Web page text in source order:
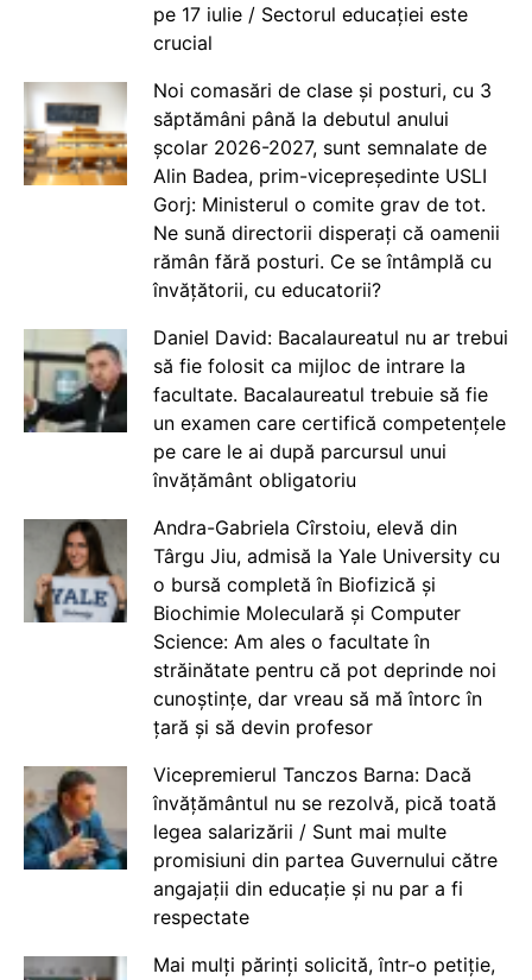
pe 17 iulie / Sectorul educației este
crucial
Noi comasări de clase și posturi, cu 3
săptămâni până la debutul anului
școlar 2026-2027, sunt semnalate de
Alin Badea, prim-vicepreședinte USLI
Gorj: Ministerul o comite grav de tot.
Ne sună directorii disperați că oamenii
rămân fără posturi. Ce se întâmplă cu
învățătorii, cu educatorii?
Daniel David: Bacalaureatul nu ar trebui
să fie folosit ca mijloc de intrare la
facultate. Bacalaureatul trebuie să fie
un examen care certifică competențele
pe care le ai după parcursul unui
învățământ obligatoriu
Andra-Gabriela Cîrstoiu, elevă din
Târgu Jiu, admisă la Yale University cu
o bursă completă în Biofizică și
Biochimie Moleculară și Computer
Science: Am ales o facultate în
străinătate pentru că pot deprinde noi
cunoștințe, dar vreau să mă întorc în
țară și să devin profesor
Vicepremierul Tanczos Barna: Dacă
învățământul nu se rezolvă, pică toată
legea salarizării / Sunt mai multe
promisiuni din partea Guvernului către
angajații din educație și nu par a fi
respectate
Mai mulți părinți solicită, într-o petiție,